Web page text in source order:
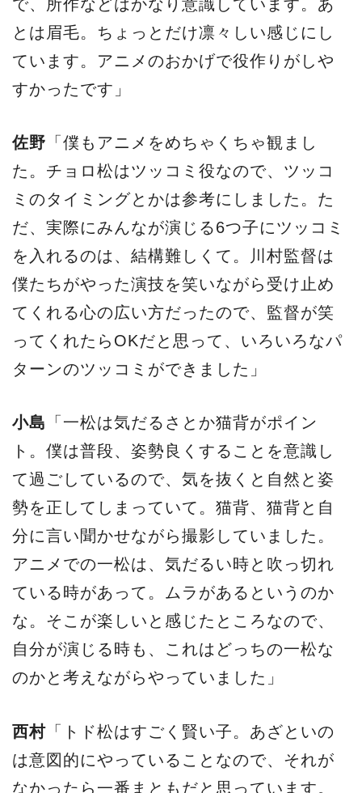
で、所作などはかなり意識しています。あ
とは眉毛。ちょっとだけ凛々しい感じにし
ています。アニメのおかげで役作りがしや
すかったです」
佐野 「僕もアニメをめちゃくちゃ観まし
た。チョロ松はツッコミ役なので、ツッコ
ミのタイミングとかは参考にしました。た
だ、実際にみんなが演じる6つ子にツッコミ
を入れるのは、結構難しくて。川村監督は
僕たちがやった演技を笑いながら受け止め
てくれる心の広い方だったので、監督が笑
ってくれたらOKだと思って、いろいろなパ
ターンのツッコミができました」
小島 「一松は気だるさとか猫背がポイン
ト。僕は普段、姿勢良くすることを意識し
て過ごしているので、気を抜くと自然と姿
勢を正してしまっていて。猫背、猫背と自
分に言い聞かせながら撮影していました。
アニメでの一松は、気だるい時と吹っ切れ
ている時があって。ムラがあるというのか
な。そこが楽しいと感じたところなので、
自分が演じる時も、これはどっちの一松な
のかと考えながらやっていました」
西村「トド松はすごく賢い子。あざといの
は意図的にやっていることなので、それが
なかったら一番まともだと思っています。